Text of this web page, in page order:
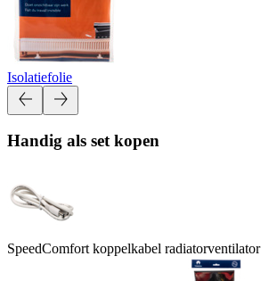
Isolatiefolie
Handig als set kopen
SpeedComfort koppelkabel